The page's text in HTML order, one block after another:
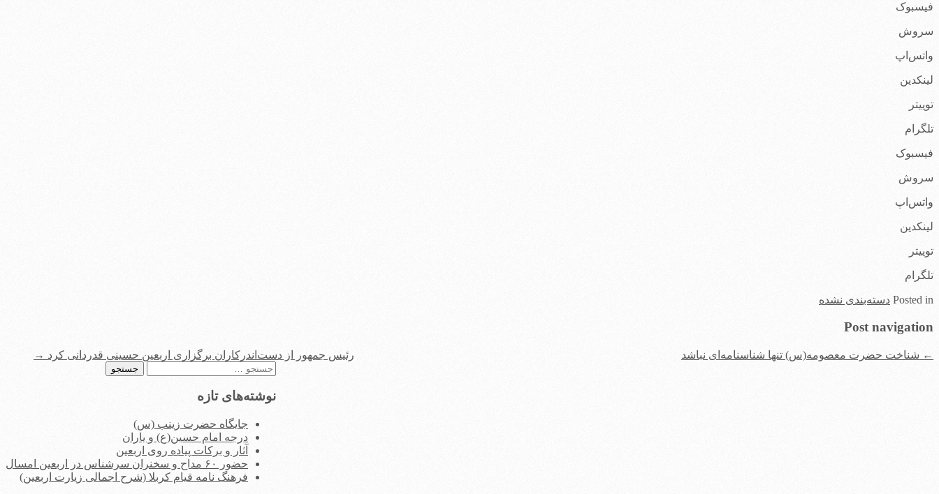
فیسبوک
سروش
واتس‌اپ
لینکدین
توییتر
تلگرام
فیسبوک
سروش
واتس‌اپ
لینکدین
توییتر
تلگرام
Posted in دسته‌بندی نشده
Post navigation
← شناخت حضرت معصومه(س) تنها شناسنامه‌ای نباشد رئیس جمهور از دست‌اندرکاران برگزاری اربعین حسینی قدردانی کرد →
جستجو
نوشته‌های تازه
جایگاه حضرت زینب (س)
درجه امام حسین(ع) و یاران
آثار و برکات پیاده روی اربعین
حضور ۶۰ مداح و سخنران سرشناس در اربعین امسال
فرهنگ نامه قیام کربلا (شرح اجمالی زیارت اربعین)